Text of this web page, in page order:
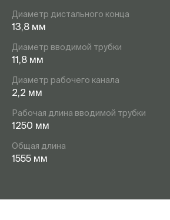
Диаметр дистального конца
13,8 мм
Диаметр вводимой трубки
11,8 мм
Диаметр рабочего канала
2,2 мм
Рабочая длина вводимой трубки
1250 мм
Общая длина
1555 мм